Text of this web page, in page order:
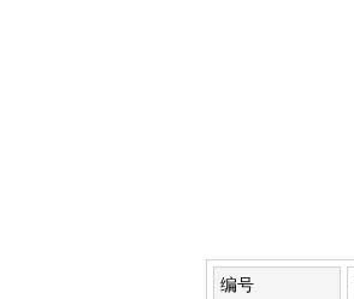
编号